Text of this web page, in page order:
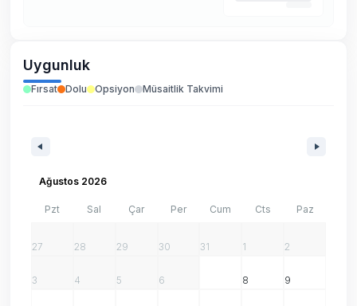
Uygunluk
Fırsat Dolu Opsiyon Müsaitlik Takvimi
Ağustos 2026
Pzt Sal Çar Per Cum Cts Paz
27 28 29 30 31 1 2
3 4 5 6 8 9